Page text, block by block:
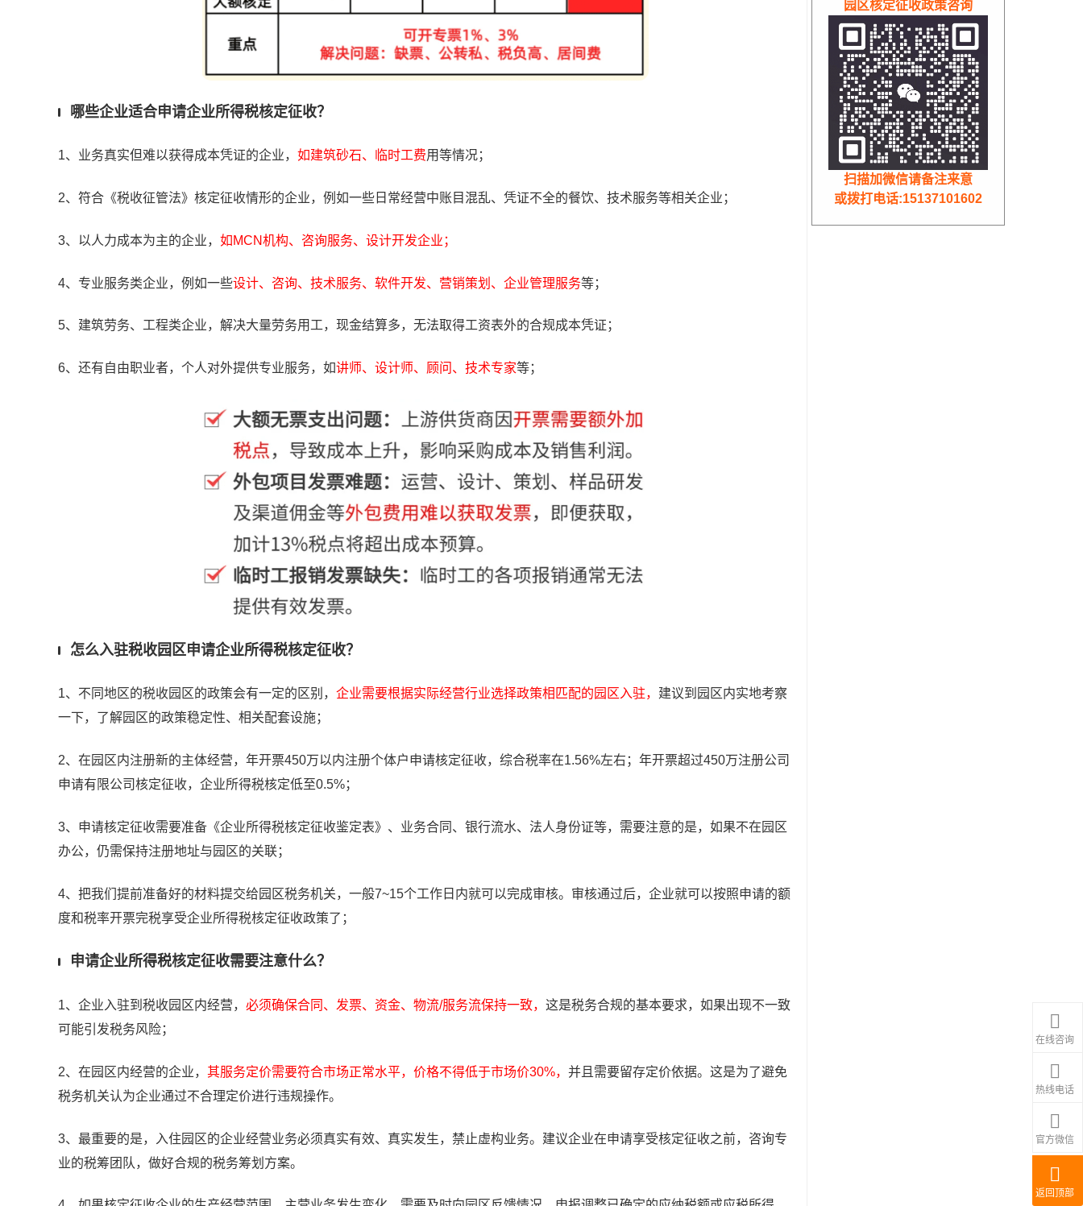
哪些企业适合申请企业所得税核定征收？
1、业务真实但难以获得成本凭证的企业， 如建筑砂石、临时工费用等情况；
2、符合《税收征管法》核定征收情形的企业，例如一些日常经营中账目混乱、凭证不全的餐饮、技术服务等相关企业；
3、以人力成本为主的企业， 如MCN机构、咨询服务、设计开发企业；
4、专业服务类企业，例如一些设计、咨询、技术服务、软件开发、营销策划、企业管理服务等；
5、建筑劳务、工程类企业，解决大量劳务用工，现金结算多，无法取得工资表外的合规成本凭证；
6、还有自由职业者，个人对外提供专业服务，如讲师、设计师、顾问、技术专家等；
怎么入驻税收园区申请企业所得税核定征收？
1、不同地区的税收园区的政策会有一定的区别， 企业需要根据实际经营行业选择政策相匹配的园区入驻， 建议到园区内实地考察
一下，了解园区的政策稳定性、相关配套设施；
2、在园区内注册新的主体经营，年开票450万以内注册个体户申请核定征收，综合税率在1.56%左右；年开票超过450万注册公司
申请有限公司核定征收，企业所得税核定低至0.5%；
3、申请核定征收需要准备《企业所得税核定征收鉴定表》、业务合同、银行流水、法人身份证等，需要注意的是，如果不在园区
办公，仍需保持注册地址与园区的关联；
4、把我们提前准备好的材料提交给园区税务机关，一般7~15个工作日内就可以完成审核。审核通过后，企业就可以按照申请的额
度和税率开票完税享受企业所得税核定征收政策了；
申请企业所得税核定征收需要注意什么？
1、企业入驻到税收园区内经营， 必须确保合同、发票、资金、物流/服务流保持一致， 这是税务合规的基本要求，如果出现不一致
可能引发税务风险；
2、在园区内经营的企业， 其服务定价需要符合市场正常水平，价格不得低于市场价30%， 并且需要留存定价依据。这是为了避免
税务机关认为企业通过不合理定价进行违规操作。
3、最重要的是，入住园区的企业经营业务必须真实有效、真实发生，禁止虚构业务。建议企业在申请享受核定征收之前，咨询专
业的税筹团队，做好合规的税务筹划方案。
在线咨询
热线电话
官方微信
返回顶部
园区核定征收政策咨询
扫描加微信请备注来意
或拨打电话:15137101602